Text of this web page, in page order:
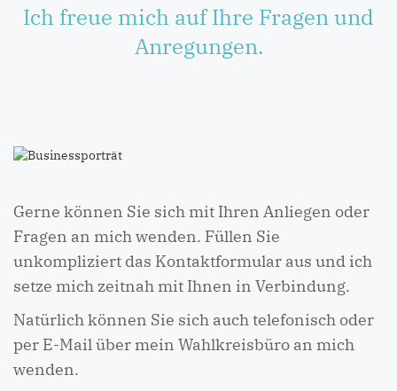
Ich freue mich auf Ihre Fragen und
Anregungen.
Gerne können Sie sich mit Ihren Anliegen oder
Fragen an mich wenden. Füllen Sie
unkompliziert das Kontaktformular aus und ich
setze mich zeitnah mit Ihnen in Verbindung.
Natürlich können Sie sich auch telefonisch oder
per E-Mail über mein Wahlkreisbüro an mich
wenden.